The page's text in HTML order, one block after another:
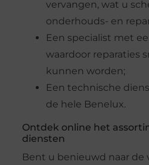
vervangen, wat u
onderhouds- en
Een specialist met
waardoor reparaties
kunnen worden;
Een technische
de hele Benelux.
Ontdek online het
diensten
Bent u benieuwd naar de